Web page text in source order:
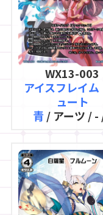
WX13-003
アイスフレイム
ュート
青 / アーツ / -